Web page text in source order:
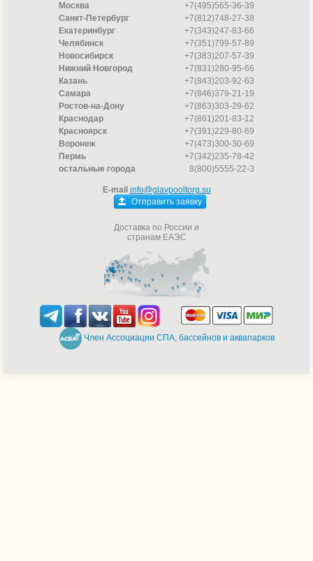
Москва
+7(495)565-36-39
Санкт-Петербург
+7(812)748-27-38
Екатеринбург
+7(343)247-83-66
Челябинск
+7(351)799-57-89
Новосибирск
+7(383)207-57-39
Нижний Новгород
+7(831)280-95-66
Казань
+7(843)203-92-63
Самара
+7(846)379-21-19
Ростов-на-Дону
+7(863)303-29-62
Краснодар
+7(861)201-83-12
Красноярск
+7(391)229-80-69
Воронеж
+7(473)300-30-69
Пермь
+7(342)235-78-42
остальные города
8(800)5555-22-3
E-mail info@glavpooltorg.su
Отправить заявку
Доставка по России и
странам ЕАЭС
Член Ассоциации СПА, бассейнов и аквапарков